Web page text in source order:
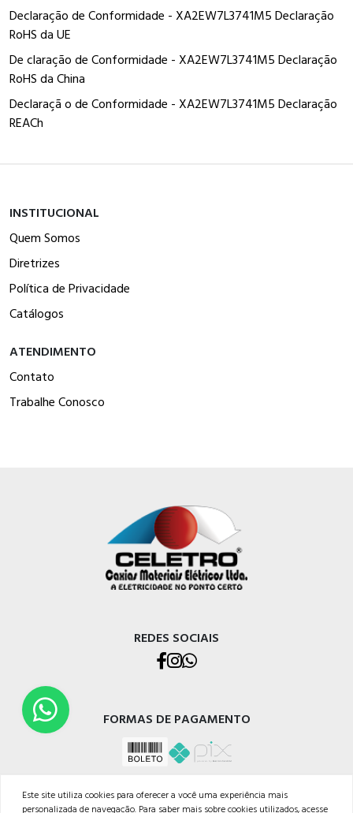
Declaração de Conformidade - XA2EW7L3741M5 Declaração
RoHS da UE
De claração de Conformidade - XA2EW7L3741M5 Declaração
RoHS da China
Declaraçã o de Conformidade - XA2EW7L3741M5 Declaração
REACh
INSTITUCIONAL
Quem Somos
Diretrizes
Política de Privacidade
Catálogos
ATENDIMENTO
Contato
Trabalhe Conosco
REDES SOCIAIS
FORMAS DE PAGAMENTO
Este site utiliza cookies para oferecer a você uma experiência mais
personalizada de navegação. Para saber mais sobre cookies utilizados, acesse